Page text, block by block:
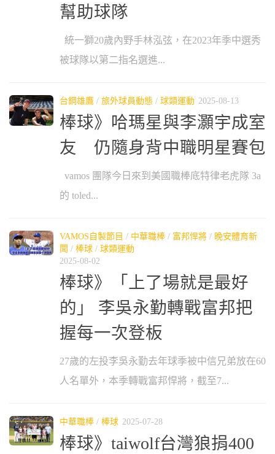
幫助球隊
統一獅20歲內野手林泓弦，在2023年季中選秀
被球隊以第二指名選進...
台鋼雄鷹 / 旅外球員動態 / 球類運動 2025-08-13
棒球》哈瑪星與李灝宇成室
友 仍隨身背中職明星賽包
vamos 團隊今日來到美國職棒底特律老虎隊 3a
的 toled...
VAMOS自製節目 / 中華職棒 / 富邦悍將 / 晚安體育新
聞 / 棒球 / 球類運動
2025-08-02
棒球》「上了場就是最好
的」 李吳永勤轉戰富邦把
握每一次登板
27歲的左投李吳永勤去年球季被中信兄弟放在60
人名單外，本季轉戰富邦悍將，截至7...
中華職棒 / 棒球 2025-07-28
棒球》taiwolf台灣狼捐400